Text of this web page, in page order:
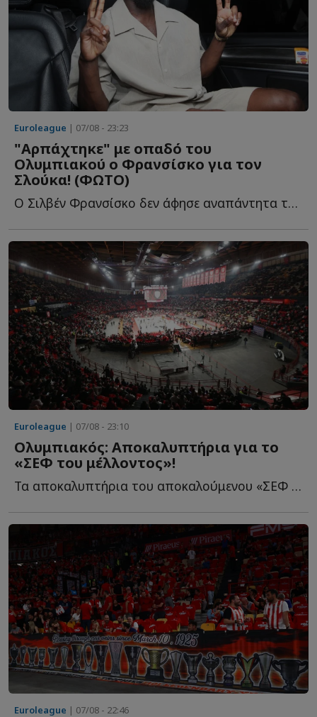
Euroleague | 07/08 - 23:23
"Αρπάχτηκε" με οπαδό του
Ολυμπιακού ο Φρανσίσκο για τον
Σλούκα! (ΦΩΤΟ)
Ο Σιλβέν Φρανσίσκο δεν άφησε αναπάντητα τα όσα έγραψε φ...
Euroleague | 07/08 - 23:10
Ολυμπιακός: Αποκαλυπτήρια για το
«ΣΕΦ του μέλλοντος»!
Τα αποκαλυπτήρια του αποκαλούμενου «ΣΕΦ του μέλλοντος» θ...
Euroleague | 07/08 - 22:46